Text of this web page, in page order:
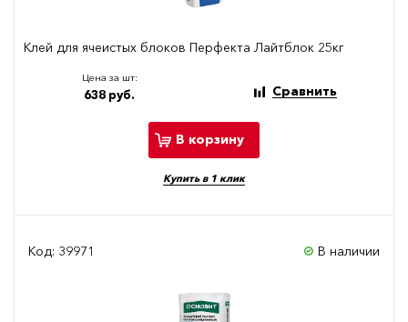
Клей для ячеистых блоков Перфекта Лайтблок 25кг
Цена за шт:
638 руб. Сравнить
В корзину
Купить в 1 клик
Код: 39971 В наличии